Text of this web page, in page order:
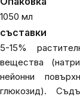
1050 мл
съставки
5-15%
вещества
нейонни
глюкозид).